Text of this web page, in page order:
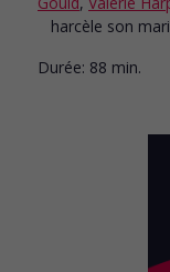
harcèle son
Durée: 88 min.